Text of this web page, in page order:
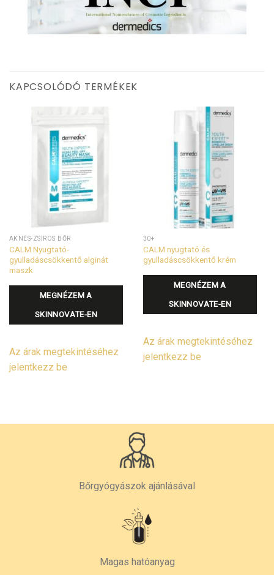
KAPCSOLÓDÓ TERMÉKEK
AKNÉS-ZSÍROS BŐR
CALM Nyugtató-
gyulladáscsökkentő alginát
maszk
MEGNÉZEM A
SKINNOVATE-EN
Az árak megtekintéséhez
jelentkezz be
30+
CALM nyugtató és
gyulladáscsökkentő krém
MEGNÉZEM A
SKINNOVATE-EN
Az árak megtekintéséhez
jelentkezz be
Bőrgyógyászok ajánlásával
Magas hatóanyag